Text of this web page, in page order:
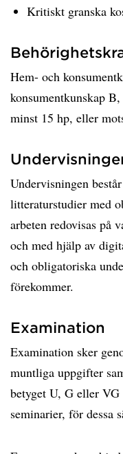
Kritiskt granska
Hem- och
konsumentkunskap
minst 15 hp, eller
Undervisningen
litteraturstudier med
arbeten redovisas på
och med hjälp av
och obligatoriska
förekommer.
Examination
Examination sker
muntliga uppgifter
betyget U, G eller VG
seminarier, för dessa